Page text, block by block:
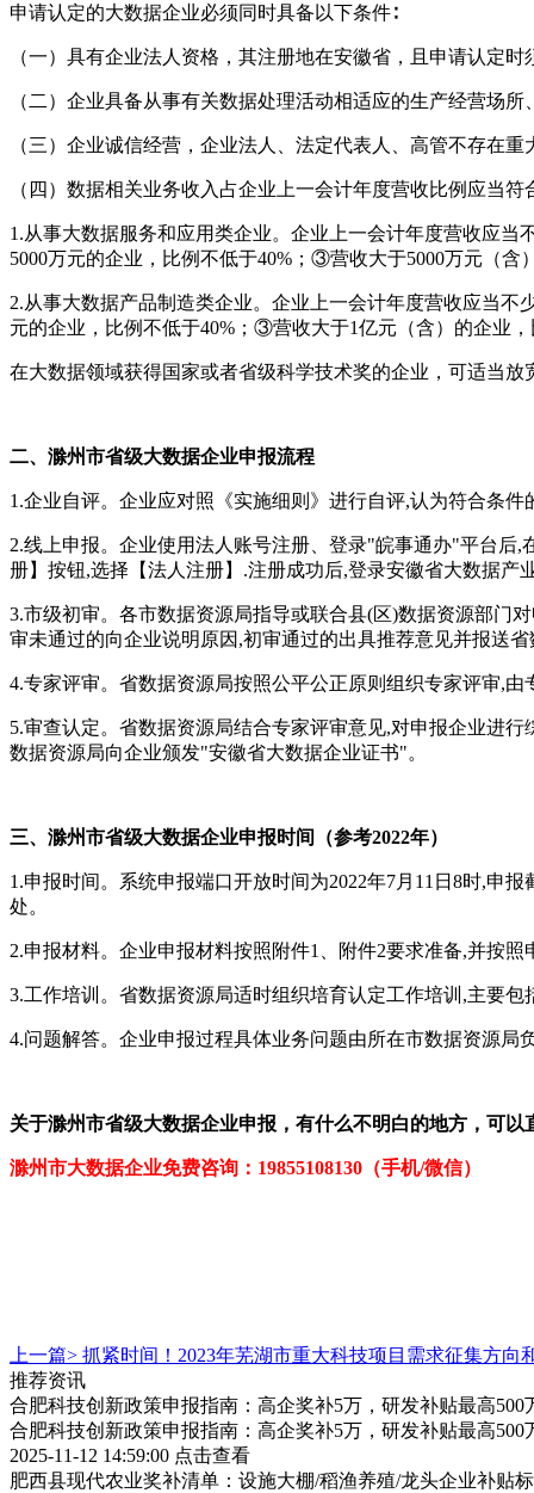
申请认定的大数据企业必须同时具备以下条件∶
（一）具有企业法人资格，其注册地在安徽省，且申请认定
（二）企业具备从事有关数据处理活动相适应的生产经营场
（三）企业诚信经营，企业法人、法定代表人、高管不存在
（四）数据相关业务收入占企业上一会计年度营收比例应当符
1.从事大数据服务和应用类企业。企业上一会计年度营收应
5000万元的企业，比例不低于40%；③营收大于5000万元（含
2.从事大数据产品制造类企业。企业上一会计年度营收应当
元的企业，比例不低于40%；③营收大于1亿元（含）的企业，
在大数据领域获得国家或者省级科学技术奖的企业，可适当放
二、滁州市省级大数据企业申报流程
1.企业自评。企业应对照《实施细则》进行自评,认为符合条
2.线上申报。企业使用法人账号注册、登录"皖事通办"平台
册】按钮,选择【法人注册】.注册成功后,登录安徽省大数据产
3.市级初审。各市数据资源局指导或联合县(区)数据资源部门
审未通过的向企业说明原因,初审通过的出具推荐意见并报送
4.专家评审。省数据资源局按照公平公正原则组织专家评审,由
5.审查认定。省数据资源局结合专家评审意见,对申报企业进
数据资源局向企业颁发"安徽省大数据企业证书"。
三、滁州市省级大数据企业申报时间（参考2022年）
1.申报时间。系统申报端口开放时间为2022年7月11日8时,申
处。
2.申报材料。企业申报材料按照附件1、附件2要求准备,并按照
3.工作培训。省数据资源局适时组织培育认定工作培训,主要
4.问题解答。企业申报过程具体业务问题由所在市数据资源
关于滁州市省级大数据企业申报，有什么不明白的地方，可以
滁州市大数据企业免费咨询：19855108130（手机/微信）
上一篇> 抓紧时间！2023年芜湖市重大科技项目需求征集方向
推荐资讯
合肥科技创新政策申报指南：高企奖补5万，研发补贴最高500
合肥科技创新政策申报指南：高企奖补5万，研发补贴最高500
2025-11-12 14:59:00 点击查看
肥西县现代农业奖补清单：设施大棚/稻渔养殖/龙头企业补贴